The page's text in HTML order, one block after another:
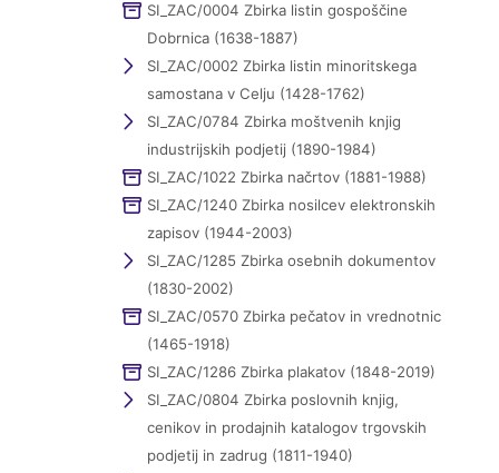
SI_ZAC/0004 Zbirka listin gospoščine
Dobrnica (1638-1887)
SI_ZAC/0002 Zbirka listin minoritskega
samostana v Celju (1428-1762)
SI_ZAC/0784 Zbirka moštvenih knjig
industrijskih podjetij (1890-1984)
SI_ZAC/1022 Zbirka načrtov (1881-1988)
SI_ZAC/1240 Zbirka nosilcev elektronskih
zapisov (1944-2003)
SI_ZAC/1285 Zbirka osebnih dokumentov
(1830-2002)
SI_ZAC/0570 Zbirka pečatov in vrednotnic
(1465-1918)
SI_ZAC/1286 Zbirka plakatov (1848-2019)
SI_ZAC/0804 Zbirka poslovnih knjig,
cenikov in prodajnih katalogov trgovskih
podjetij in zadrug (1811-1940)